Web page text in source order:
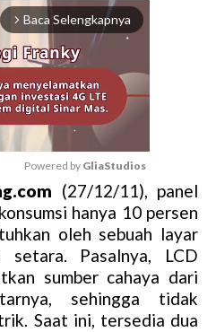
arrow_forward_ios Baca Selengkapnya
M
u
t
e
Powered by GliaStudios
(27/12/11), panel
hanya 10 persen
oleh sebuah layar
setara. Pasalnya, LCD
sumber cahaya dari
sehingga tidak
Saat ini, tersedia dua